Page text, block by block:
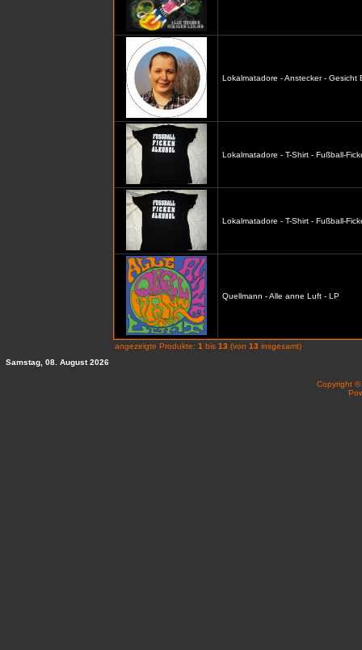
Lokalmatadore - Anstecker - Gesicht
Lokalmatadore - T-Shirt - Fußball-
Lokalmatadore - T-Shirt - Fußball-
Quellmann - Alle anne Luft - LP
angezeigte Produkte: 1 bis 13 (von 13 insgesamt)
Samstag, 08. August 2026
Copyright